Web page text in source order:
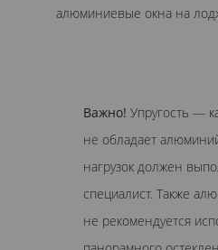
алюминиевые окна на
Важно! Упругость —
не обладает
нагрузок должен
специалист. Также
не рекомендуется